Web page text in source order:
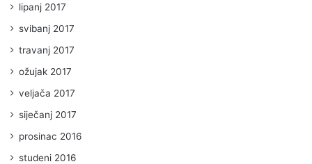
lipanj 2017
svibanj 2017
travanj 2017
ožujak 2017
veljača 2017
siječanj 2017
prosinac 2016
studeni 2016